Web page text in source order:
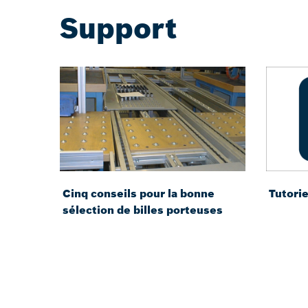
Support
Cinq conseils pour la bonne
sélection de billes porteuses